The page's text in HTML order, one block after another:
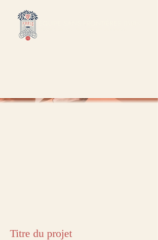
Titre du projet